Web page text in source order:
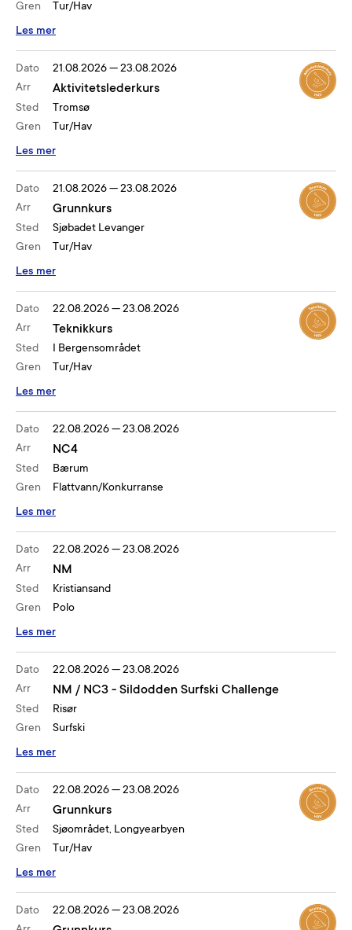
Gren
Tur/Hav
Les mer
Dato
Arr
Sted
Gren
21.08.2026—23.08.2026
Aktivitetslederkurs
Tromsø
Tur/Hav
Les mer
Dato
Arr
Sted
Gren
21.08.2026—23.08.2026
Grunnkurs
Sjøbadet Levanger
Tur/Hav
Les mer
Dato
Arr
Sted
Gren
22.08.2026—23.08.2026
Teknikkurs
I Bergensområdet
Tur/Hav
Les mer
Dato
Arr
Sted
Gren
22.08.2026—23.08.2026
NC4
Bærum
Flattvann/Konkurranse
Les mer
Dato
Arr
Sted
Gren
22.08.2026—23.08.2026
NM
Kristiansand
Polo
Les mer
Dato
Arr
Sted
Gren
22.08.2026—23.08.2026
NM / NC3 - Sildodden Surfski Challenge
Risør
Surfski
Les mer
Dato
Arr
Sted
Gren
22.08.2026—23.08.2026
Grunnkurs
Sjøområdet, Longyearbyen
Tur/Hav
Les mer
Dato
22.08.2026—23.08.2026